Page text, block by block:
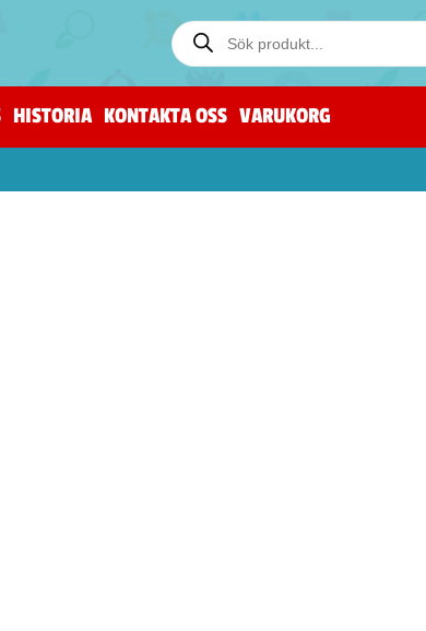
HISTORIA KONTAKTA OSS VARUKORG